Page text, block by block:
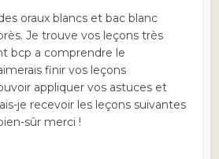
oraux blancs et bac blanc
Je trouve vos leçons très
bcp a comprendre le
finir vos leçons
appliquer vos astuces et
je recevoir les leçons suivantes
sûr merci !